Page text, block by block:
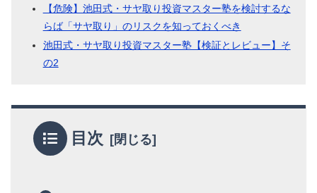
【危険】池田式・サヤ取り投資マスター塾を検討するな
らば「サヤ取り」のリスクを知っておくべき
池田式・サヤ取り投資マスター塾【検証とレビュー】そ
の2
目次